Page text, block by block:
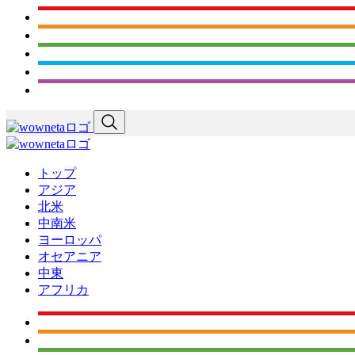
トップ
アジア
北米
中南米
ヨーロッパ
オセアニア
中東
アフリカ